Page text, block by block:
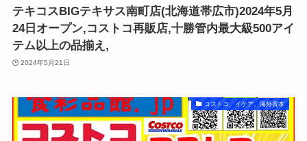
テキコスBIGテキサス南町店(北海道帯広市)2024年5月
24日オープン,コストコ再販店,十勝管内最大級500アイ
テム以上の品揃え,
2024年5月21日
コストコ、イケア、海外資本